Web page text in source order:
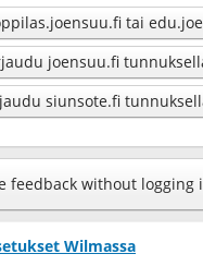
tai
joensuu.fi
siunsote.fi
feedback without logging
Wilmassa